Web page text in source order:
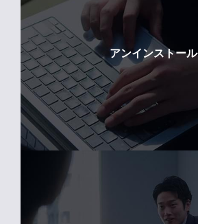
アンインストール